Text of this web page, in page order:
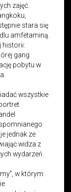
zajęć.
stara się
amfetaminą.
historii:
gang
pobytu w
wszystkie
jednak ze
widza z
wydarzeń.
w którym